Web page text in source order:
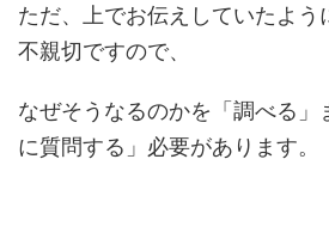
ただ、上でお伝えしていたよう
不親切ですので、
なぜそうなるのかを「調べる」
に質問する」必要があります。